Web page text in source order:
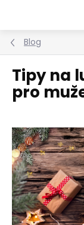
Blog
Tipy na
pro